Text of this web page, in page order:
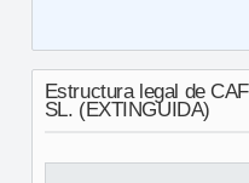
Estructura legal de
SL. (EXTINGUIDA)